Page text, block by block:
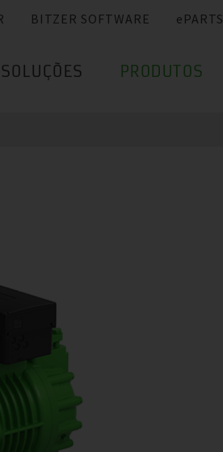
BITZER SOFTWARE ePARTS
SOLUÇÕES PRODUTOS